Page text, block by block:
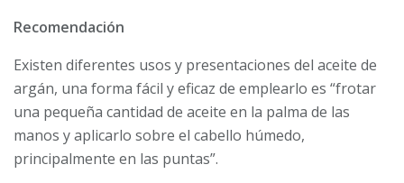
Recomendación
Existen diferentes usos y presentaciones del aceite de
argán, una forma fácil y eficaz de emplearlo es “frotar
una pequeña cantidad de aceite en la palma de las
manos y aplicarlo sobre el cabello húmedo,
principalmente en las puntas”.